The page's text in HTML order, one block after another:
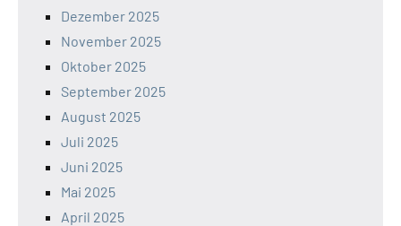
Dezember 2025
November 2025
Oktober 2025
September 2025
August 2025
Juli 2025
Juni 2025
Mai 2025
April 2025